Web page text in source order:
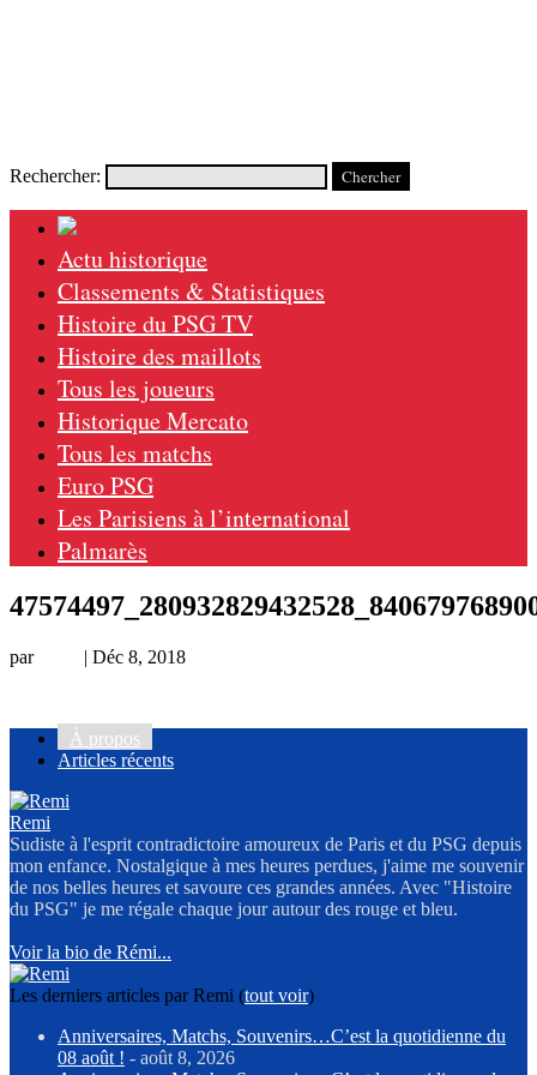
Rechercher:
Actu historique
Classements & Statistiques
Histoire du PSG TV
Histoire des maillots
Tous les joueurs
Historique Mercato
Tous les matchs
Euro PSG
Les Parisiens à l’international
Palmarès
par | Déc 8, 2018
À propos
Articles récents
Remi
Sudiste à l'esprit contradictoire amoureux de Paris et du PSG depuis
mon enfance. Nostalgique à mes heures perdues, j'aime me souvenir
de nos belles heures et savoure ces grandes années. Avec "Histoire
du PSG" je me régale chaque jour autour des rouge et bleu.
Voir la bio de Rémi...
Les derniers articles par Remi (tout voir)
Anniversaires, Matchs, Souvenirs…C’est la quotidienne du
08 août ! - août 8, 2026